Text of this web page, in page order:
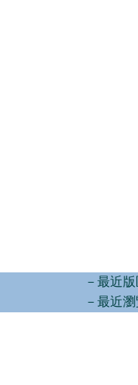
－最近版
－最近瀏